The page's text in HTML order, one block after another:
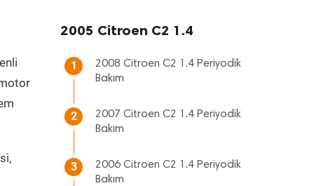
2005 Citroen C2 1.4
1
2008 Citroen C2 1.4 Periyodik
Bakım
2
2007 Citroen C2 1.4 Periyodik
Bakım
3
2006 Citroen C2 1.4 Periyodik
Bakım